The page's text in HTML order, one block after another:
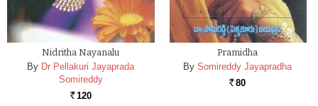
Nidritha Nayanalu
By Dr Pellakuri Jayaprada
Somireddy
Rs. 120
Pramidha
By Somireddy Jayapradha
Rs. 80